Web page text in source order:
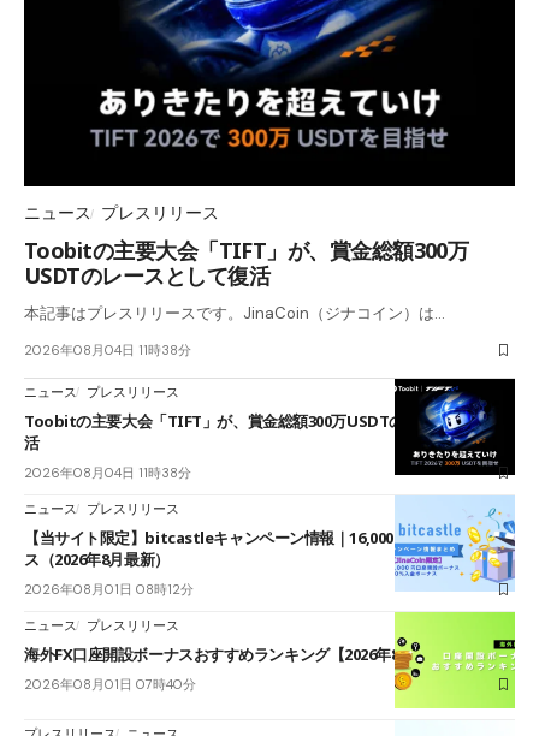
ニュース プレスリリース
Toobitの主要大会「TIFT」が、賞金総額300万
USDTのレースとして復活
本記事はプレスリリースです。JinaCoin（ジナコイン）は…
2026年08月04日 11時38分
ニュース プレスリリース
Toobitの主要大会「TIFT」が、賞金総額300万USDTのレースとして復
活
2026年08月04日 11時38分
ニュース プレスリリース
【当サイト限定】bitcastleキャンペーン情報｜16,000円口座開設ボーナ
ス（2026年8月最新）
2026年08月01日 08時12分
ニュース プレスリリース
海外FX口座開設ボーナスおすすめランキング【2026年8月最新】
2026年08月01日 07時40分